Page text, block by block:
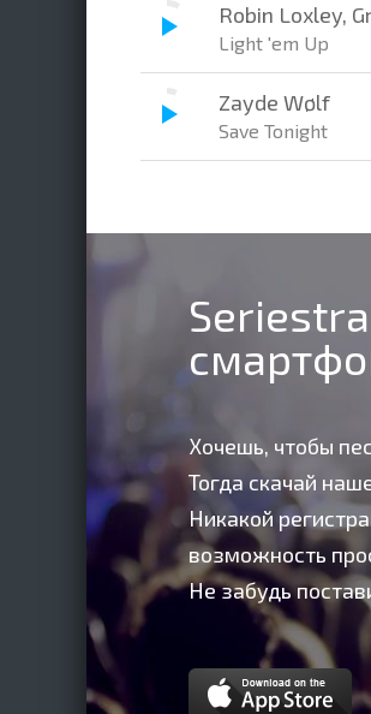
Robin Loxley,
Light 'em Up
Zayde Wølf
Save Tonight
Хочешь, чтобы
Тогда скачай
Никакой
возможность
Не забудь